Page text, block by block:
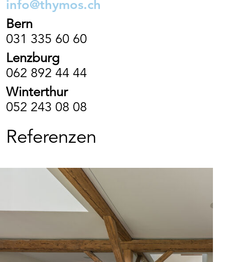
Anwendungsfertige, universelle Innen-Silikatfarbe
im Wohn- und Gewerbebereich, für
Verwaltungsgebäude und öffentliche
Einrichtungen. Zur Anwendung auf allen
tragfähigen Oberflächen wie z. B. Kalk- und
Zementputz, Raufasertapete und Glasgewebe.
Nach Voranstrich mit BEECK Gipsgrund fein /
grob auch für Gipsputz und Gipskartonplatten.
info@thymos.ch
Bern
031 335 60 60
Lenzburg
062 892 44 44
Winterthur
052 243 08 08
Referenzen